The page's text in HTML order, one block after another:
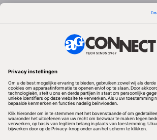
Adverteren
Nieuwsbrieven
Volg ons
Redactionele partner